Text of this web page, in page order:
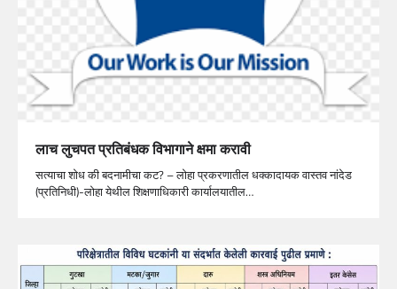
लाच लुचपत प्रतिबंधक विभागाने क्षमा करावी
सत्याचा शोध की बदनामीचा कट? – लोहा प्रकरणातील धक्कादायक वास्तव नांदेड
(प्रतिनिधी)-लोहा येथील शिक्षणाधिकारी कार्यालयातील…